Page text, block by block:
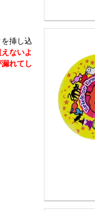
挿し込
ないよ
れてし